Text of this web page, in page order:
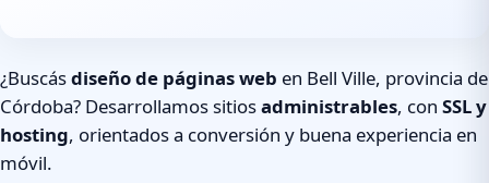
¿Buscásdiseño de páginas web en Bell Ville, provincia de
Córdoba? Desarrollamos sitiosadministrables, con SSL y
hosting, orientados a conversión y buena experiencia en
móvil.